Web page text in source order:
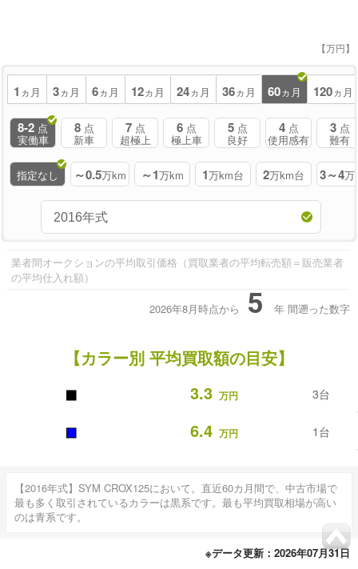
【万円】
1 ヵ月 3ヵ月 6ヵ月 12ヵ月 24ヵ月 36ヵ月 60ヵ月 120ヵ月
8-2 点
実働車
8 点
新車
7 点
超極上
6 点
極上車
5 点
良好
4 点
使用感有
3 点
難有
指定なし ～0.5万km ～1万km 1万km台 2万km台 3～4万
業者間オークションの平均取引価格（買取業者の平均転売額＝販売業者
の平均仕入れ額）
2026年8月時点から 5 年 間遡った数字
【カラー別 平均買取額の目安】
■ 3.3 万円 3台
■ 6.4 万円 1台
【2016年式】SYM CROX125において。直近60カ月間で、中古市場で
最も多く取引されているカラーは黒系です。最も平均買取相場が高い
のは青系です。
※データ更新：2026年07月31日